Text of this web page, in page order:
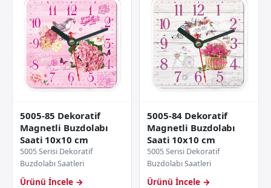
5005-85 Dekoratif
Magnetli Buzdolabı
Saati 10x10 cm
5005 Serisi Dekoratif
Buzdolabı Saatleri
Ürünü İncele →
5005-84 Dekoratif
Magnetli Buzdolabı
Saati 10x10 cm
5005 Serisi Dekoratif
Buzdolabı Saatleri
Ürünü İncele →